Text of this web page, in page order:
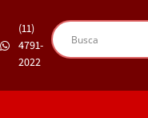
(11)
4791-
2022